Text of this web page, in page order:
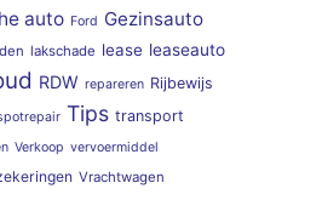
auto Ford Gezinsauto
lakschade lease leaseauto
RDW repareren Rijbewijs
Tips transport
Verkoop vervoermiddel
Vrachtwagen